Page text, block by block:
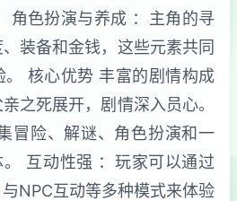
角色扮演与养成 ：主角的寻
装备和金钱，这些元素共同
核心优势 丰富的剧情构成
之死展开，剧情深入员心。
冒险、解谜、角色扮演和一
。 互动性强 ：玩家可以通过
NPC互动等多种模式来体验